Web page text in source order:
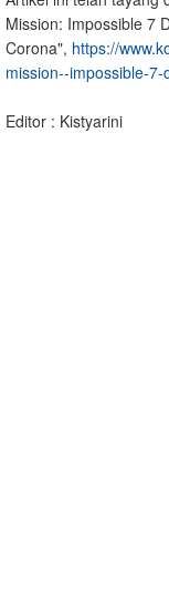
Mission: Impossible 7
Corona", https://
mission--impossible-
Editor : Kistyarini